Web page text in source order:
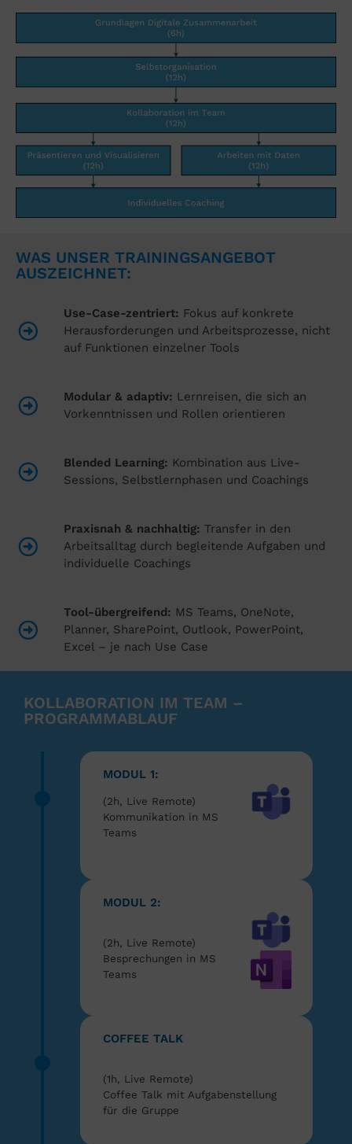
WAS UNSER TRAININGSANGEBOT
AUSZEICHNET:
Use-Case-zentriert: Fokus auf konkrete
Herausforderungen und Arbeitsprozesse, nicht
auf Funktionen einzelner Tools
Modular & adaptiv: Lernreisen, die sich an
Vorkenntnissen und Rollen orientieren
Blended Learning: Kombination aus Live-
Sessions, Selbstlernphasen und Coachings
Praxisnah & nachhaltig: Transfer in den
Arbeitsalltag durch begleitende Aufgaben und
individuelle Coachings
Tool-übergreifend: MS Teams, OneNote,
Planner, SharePoint, Outlook, PowerPoint,
Excel – je nach Use Case
KOLLABORATION IM TEAM –
PROGRAMMABLAUF
MODUL 1:
(2h, Live Remote)
Kommunikation in MS
Teams
MODUL 2:
(2h, Live Remote)
Besprechungen in MS
Teams
COFFEE TALK
(1h, Live Remote)
Coffee Talk mit Aufgabenstellung
für die Gruppe